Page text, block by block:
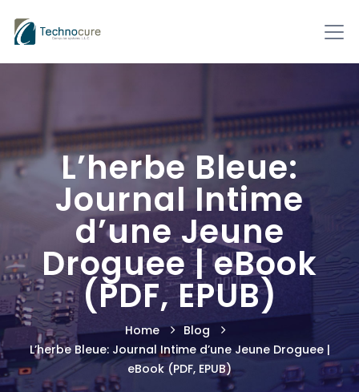
L’herbe Bleue:
Journal Intime
d’une Jeune
Droguee | eBook
(PDF, EPUB)
Home
Blog
L’herbe Bleue: Journal Intime d’une Jeune Droguee |
eBook (PDF, EPUB)